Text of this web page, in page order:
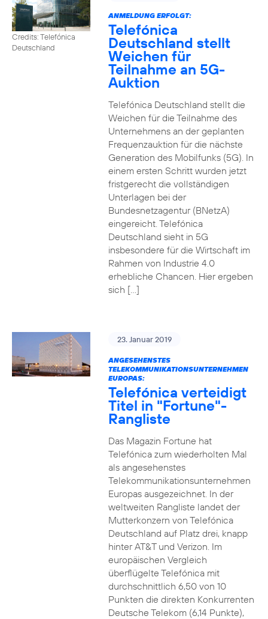
Credits: Telefónica
Deutschland
ANMELDUNG ERFOLGT:
Telefónica
Deutschland stellt
Weichen für
Teilnahme an 5G-
Auktion
Telefónica Deutschland stellt die
Weichen für die Teilnahme des
Unternehmens an der geplanten
Frequenzauktion für die nächste
Generation des Mobilfunks (5G). In
einem ersten Schritt wurden jetzt
fristgerecht die vollständigen
Unterlagen bei der
Bundesnetzagentur (BNetzA)
eingereicht. Telefónica
Deutschland sieht in 5G
insbesondere für die Wirtschaft im
Rahmen von Industrie 4.0
erhebliche Chancen. Hier ergeben
sich […]
23. Januar 2019
ANGESEHENSTES
TELEKOMMUNIKATIONSUNTERNEHMEN
EUROPAS:
Telefónica verteidigt
Titel in "Fortune"-
Rangliste
Das Magazin Fortune hat
Telefónica zum wiederholten Mal
als angesehenstes
Telekommunikationsunternehmen
Europas ausgezeichnet. In der
weltweiten Rangliste landet der
Mutterkonzern von Telefónica
Deutschland auf Platz drei, knapp
hinter AT&T und Verizon. Im
europäischen Vergleich
überflügelte Telefónica mit
durchschnittlich 6,50 von 10
Punkten die direkten Konkurrenten
Deutsche Telekom (6,14 Punkte),